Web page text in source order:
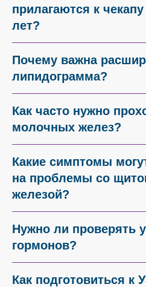
прилагаются к
лет?
Почему важна
липидограмма?
Как часто нужно
молочных желез?
Какие симптомы
на проблемы со
железой?
Нужно ли проверять
гормонов?
Как подготовиться к